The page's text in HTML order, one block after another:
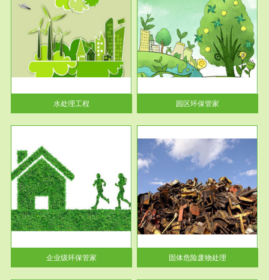
水处理工程
服务范围
园区环保管家
2016 年 4 月，环保部下发《关
于积极发挥环境保护作用促进供
给侧结...
园区环保管家
企业级环保管家
服务范围
固体危险废物处理
固体废物解释：固体废物是指人
们在生产建设、日常生活和其他
活动中...
固体危险废物处理